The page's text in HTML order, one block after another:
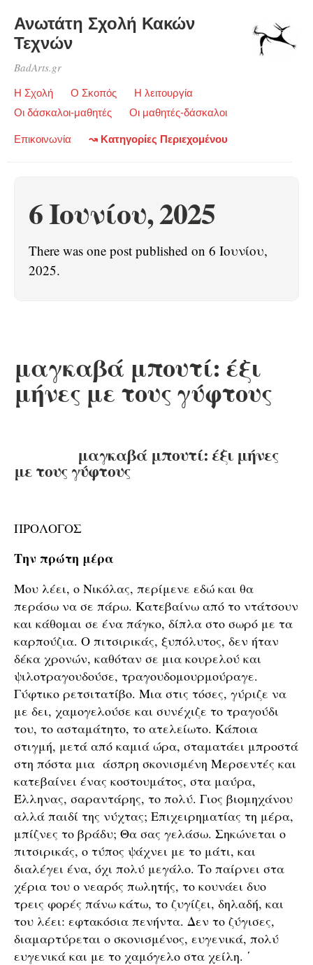
Ανωτάτη Σχολή Κακών
Τεχνών
BadArts.gr
Η Σχολή Ο Σκοπός
Η λειτουργία
Οι δάσκαλοι-μαθητές
Οι μαθητές-δάσκαλοι
Επικοινωνία ↝ Κατηγορίες Περιεχομένου
6 Ιουνίου, 2025
There was one post published on 6 Ιουνίου,
2025.
μαγκαβά μπουτί: έξι
μήνες με τους γύφτους
μαγκαβά μπουτί: έξι μήνες
με τους γύφτους
ΠΡΟΛΟΓΟΣ
Την πρώτη μέρα
Μου λέει, ο Νικόλας, περίμενε εδώ και θα
περάσω να σε πάρω. Κατεβαίνω από το ντάτσουν
και κάθομαι σε ένα πάγκο, δίπλα στο σωρό με τα
καρπούζια. Ο πιτσιρικάς, ξυπόλυτος, δεν ήταν
δέκα χρονών, καθόταν σε μια κουρελού και
ψιλοτραγουδούσε, τραγουδομουρμούραγε.
Γύφτικο ρετσιτατίβο. Μια στις τόσες, γύριζε να
με δει, χαμογελούσε και συνέχιζε το τραγούδι
του, το ασταμάτητο, το ατελείωτο. Κάποια
στιγμή, μετά από καμιά ώρα, σταματάει μπροστά
στη πόστα μια άσπρη σκονισμένη Μερσεντές και
κατεβαίνει ένας κοστουμάτος, στα μαύρα,
Έλληνας, σαραντάρης, το πολύ. Γιος βιομηχάνου
αλλά παιδί της νύχτας; Επιχειρηματίας τη μέρα,
μπίζνες το βράδυ; Θα σας γελάσω. Σηκώνεται ο
πιτσιρικάς, ο τύπος ψάχνει με το μάτι, και
διαλέγει ένα, όχι πολύ μεγάλο. Το παίρνει στα
χέρια του ο νεαρός πωλητής, το κουνάει δυο
τρεις φορές πάνω κάτω, το ζυγίζει, δηλαδή, και
του λέει: εφτακόσια πενήντα. Δεν το ζύγισες,
διαμαρτύρεται ο σκονισμένος, ευγενικά, πολύ
ευγενικά και με το χαμόγελο στα χείλη. ΄